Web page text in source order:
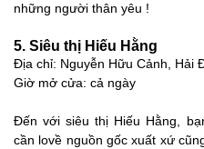
những người thân yêu !
5. Siêu thị Hiếu Hằng
Địa chỉ: Nguyễn Hữu Cảnh, Hải
Giờ mở cửa: cả ngày
Đến với siêu thị Hiếu Hằng,
cần lovề nguồn gốc xuất xứ